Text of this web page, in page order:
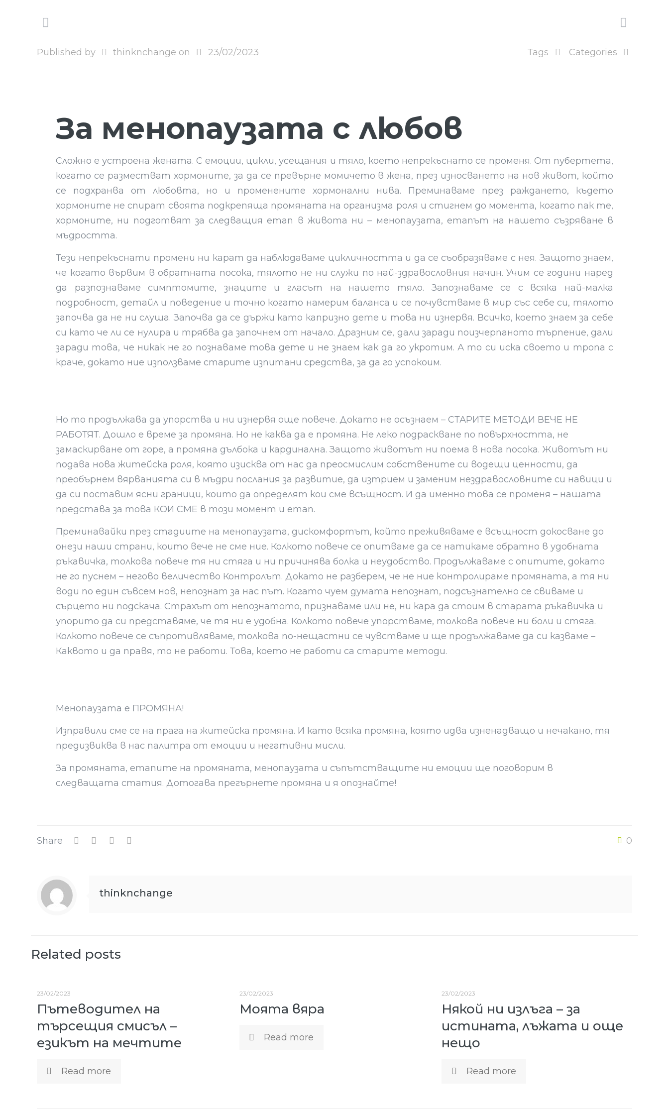
Published by thinknchange on 23/02/2023 Categories
Tags
За менопаузата с любов
Сложно е устроена жената. С емоции, цикли, усещания и тяло, което непрекъснато се променя. От пубертета,
когато се разместват хормоните, за да се превърне момичето в жена, през износването на нов живот, който
се подхранва от любовта, но и променените хормонални нива. Преминаваме през раждането, където
хормоните не спират своята подкрепяща промяната на организма роля и стигнем до момента, когато пак те,
хормоните, ни подготвят за следващия етап в живота ни – менопаузата, етапът на нашето съзряване в
мъдростта.
Тези непрекъснати промени ни карат да наблюдаваме цикличността и да се съобразяваме с нея. Защото знаем,
че когато вървим в обратната посока, тялото не ни служи по най-здравословния начин. Учим се години наред
да разпознаваме симптомите, знаците и гласът на нашето тяло. Запознаваме се с всяка най-малка
подробност, детайл и поведение и точно когато намерим баланса и се почувстваме в мир със себе си, тялото
започва да не ни слуша. Започва да се държи като капризно дете и това ни изнервя. Всичко, което знаем за себе
си като че ли се нулира и трябва да започнем от начало. Дразним се, дали заради поизчерпаното търпение, дали
заради това, че никак не го познаваме това дете и не знаем как да го укротим. А то си иска своето и тропа с
краче, докато ние използваме старите изпитани средства, за да го успокоим.
Но то продължава да упорства и ни изнервя още повече. Докато не осъзнаем – СТАРИТЕ МЕТОДИ ВЕЧЕ НЕ
РАБОТЯТ. Дошло е време за промяна. Но не каква да е промяна. Не леко подраскване по повърхността, не
замаскирване от горе, а промяна дълбока и кардинална. Защото животът ни поема в нова посока. Животът ни
подава нова житейска роля, която изисква от нас да преосмислим собствените си водещи ценности, да
преобърнем вярванията си в мъдри послания за развитие, да изтрием и заменим нездравословните си навици и
да си поставим ясни граници, които да определят кои сме всъщност. И да именно това се променя – нашата
представа за това КОИ СМЕ в този момент и етап.
Преминавайки през стадиите на менопаузата, дискомфортът, който преживяваме е всъщност докосване до
онези наши страни, които вече не сме ние. Колкото повече се опитваме да се натикаме обратно в удобната
ръкавичка, толкова повече тя ни стяга и ни причинява болка и неудобство. Продължаваме с опитите, докато
не го пуснем – негово величество Контролът. Докато не разберем, че не ние контролираме промяната, а тя ни
води по един съвсем нов, непознат за нас път. Когато чуем думата непознат, подсъзнателно се свиваме и
сърцето ни подскача. Страхът от непознатото, признаваме или не, ни кара да стоим в старата ръкавичка и
упорито да си представяме, че тя ни е удобна. Колкото повече упорстваме, толкова повече ни боли и стяга.
Колкото повече се съпротивляваме, толкова по-нещастни се чувстваме и ще продължаваме да си казваме –
Каквото и да правя, то не работи. Това, което не работи са старите методи.
Менопаузата е ПРОМЯНА!
Изправили сме се на прага на житейска промяна. И като всяка промяна, която идва изненадващо и нечакано, тя
предизвиква в нас палитра от емоции и негативни мисли.
За промяната, етапите на промяната, менопаузата и съпътстващите ни емоции ще поговорим в
следващата статия. Дотогава прегърнете промяна и я опознайте!
Share 0
thinknchange
Related posts
23/02/2023
Пътеводител на
търсещия смисъл –
езикът на мечтите
Read more
23/02/2023
Моята вяра
Read more
23/02/2023
Някой ни излъга – за
истината, лъжата и още
нещо
Read more